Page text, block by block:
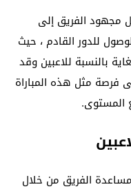
مجهود الفريق إلى
للدور القادم ، حيث
بالنسبة للاعبين وقد
فرصة مثل هذه المباراة
المستوى.
الفريق من خلال